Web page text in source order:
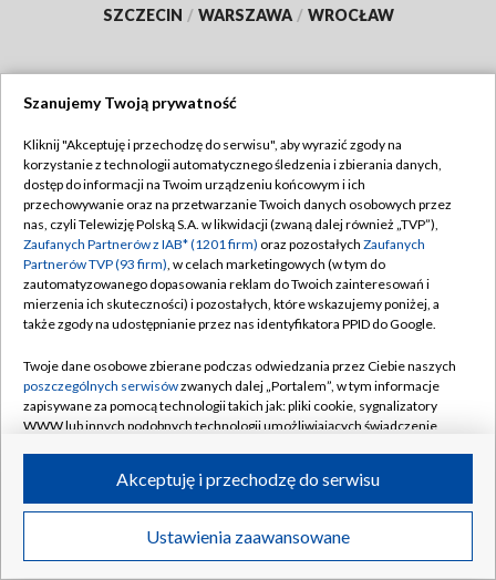
SZCZECIN / WARSZAWA / WROCŁAW
TVP
Abonament TVP
Emisja w TVP
Centrum informacji TVP
Naziemna Telewizja Cyfrowa
Rada Programowa
System NOS
Informacje o nadawcy
Program dla prasy
Ogłoszenie przetargowe
Regulamin TVP
Polityka prywatności
Moje zgody
Pomoc
Kontakt
Kanały
©2026 Telewizja Polska S.A. w likwidacji
Szanujemy Twoją prywatność
Kliknij "Akceptuję i przechodzę do serwisu", aby wyrazić zgody na
korzystanie z technologii automatycznego śledzenia i zbierania danych,
dostęp do informacji na Twoim urządzeniu końcowym i ich
przechowywanie oraz na przetwarzanie Twoich danych osobowych przez
nas, czyli Telewizję Polską S.A. w likwidacji (zwaną dalej również „TVP”),
Zaufanych Partnerów z IAB* (1201 firm) oraz pozostałych Zaufanych
Partnerów TVP (93 firm), w celach marketingowych (w tym do
zautomatyzowanego dopasowania reklam do Twoich zainteresowań i
mierzenia ich skuteczności) i pozostałych, które wskazujemy poniżej, a
także zgody na udostępnianie przez nas identyfikatora PPID do Google.
Twoje dane osobowe zbierane podczas odwiedzania przez Ciebie naszych
poszczególnych serwisówzwanych dalej „Portalem”, w tym informacje
zapisywane za pomocą technologii takich jak: pliki cookie, sygnalizatory
WWW lub innych podobnych technologii umożliwiających świadczenie
ruchu w Internecie.
Twoje dane osobowe zbierane podczas odwiedzania przez Ciebie
poszczególnych serwisówna Portalu, takie jak adresy IP, identyfikatory
Ustawienia zaawansowane
Akceptuję i przechodzę do serwisu